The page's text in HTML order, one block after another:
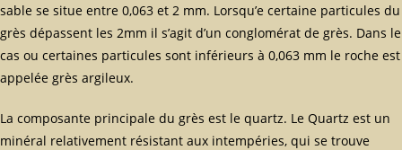
sable se situe entre 0,063 et 2 mm. Lorsqu’e certaine particules du
grès dépassent les 2mm il s’agit d’un conglomérat de grès. Dans le
cas ou certaines particules sont inférieurs à 0,063 mm le roche est
appelée grès argileux.
La composante principale du grès est le quartz. Le Quartz est un
minéral relativement résistant aux intempéries, qui se trouve